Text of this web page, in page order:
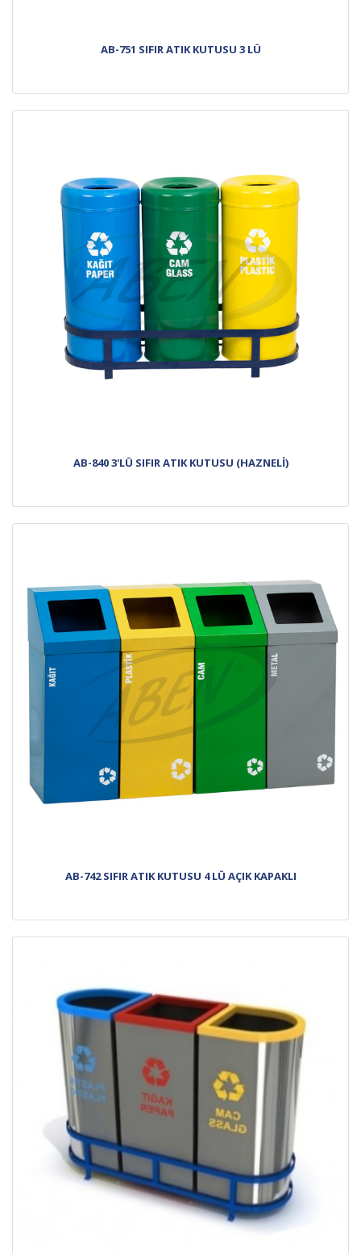
AB-751 SIFIR ATIK KUTUSU 3 LÜ
AB-840 3'LÜ SIFIR ATIK KUTUSU (HAZNELİ)
AB-742 SIFIR ATIK KUTUSU 4 LÜ AÇIK KAPAKLI